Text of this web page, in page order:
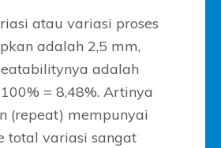
atau variasi proses
adalah 2,5 mm,
adalah
= 8,48%. Artinya
(repeat) mempunyai
total variasi sangat